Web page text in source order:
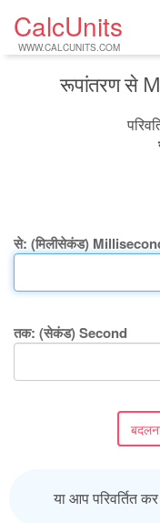
CalcUnits
WWW.CALCUNITS.COM
रूपांतरण से
से: (मिलीसेकंड)
तक: (सेकंड) Second
या आप परिवर्तित